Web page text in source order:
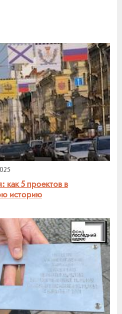
как 5 проектов в
историю